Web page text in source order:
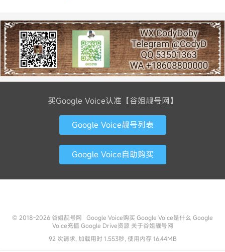
买Google Voice认准【谷姐靓号网】
Google Voice靓号列表
Google Voice自助购买
© 2018-2026 谷姐靓号网 Google Voice购买 Google Voice是什么 Google
Voice充值 Google Drive资源 关于谷姐靓号网
92 次请求, 加载用时 1.553秒, 使用内存 16.44MB